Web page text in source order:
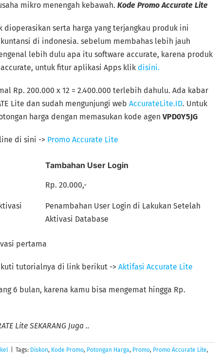
mikro menengah kebawah. Kode Promo Accurate Lite
dioperasikan serta harga yang terjangkau produk ini
di indonesia. sebelum membahas lebih jauh
lebih dulu apa itu software accurate, karena produk
untuk fitur aplikasi Apps klik disini.
Rp. 200.000 x 12 = 2.400.000 terlebih dahulu. Ada kabar
Lite dan sudah mengunjungi web AccurateLite.ID. Untuk
harga dengan memasukan kode agen VPD0Y5JG
di sini -> Promo Accurate Lite
Tambahan User Login
Rp. 20.000,-
Penambahan User Login di Lakukan Setelah
Aktivasi Database
pertama
tutorialnya di link berikut -> Aktifasi Accurate Lite
6 bulan, karena kamu bisa mengemat hingga Rp.
Lite SEKARANG Juga ..
Tags: Diskon, Kode Promo, Potongan Harga, Promo, Promo Accurate Lite,